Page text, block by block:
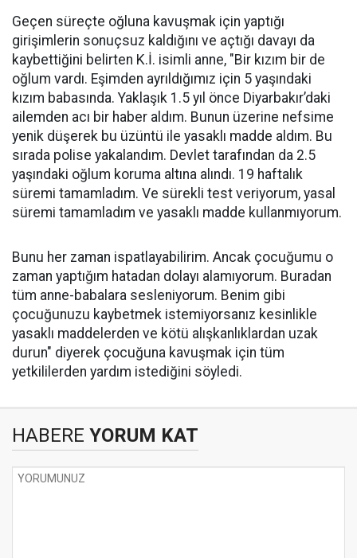
Geçen süreçte oğluna kavuşmak için yaptığı
girişimlerin sonuçsuz kaldığını ve açtığı davayı da
kaybettiğini belirten K.İ. isimli anne, "Bir kızım bir de
oğlum vardı. Eşimden ayrıldığımız için 5 yaşındaki
kızım babasında. Yaklaşık 1.5 yıl önce Diyarbakır’daki
ailemden acı bir haber aldım. Bunun üzerine nefsime
yenik düşerek bu üzüntü ile yasaklı madde aldım. Bu
sırada polise yakalandım. Devlet tarafından da 2.5
yaşındaki oğlum koruma altına alındı. 19 haftalık
süremi tamamladım. Ve sürekli test veriyorum, yasal
süremi tamamladım ve yasaklı madde kullanmıyorum.
Bunu her zaman ispatlayabilirim. Ancak çocuğumu o
zaman yaptığım hatadan dolayı alamıyorum. Buradan
tüm anne-babalara sesleniyorum. Benim gibi
çocuğunuzu kaybetmek istemiyorsanız kesinlikle
yasaklı maddelerden ve kötü alışkanlıklardan uzak
durun" diyerek çocuğuna kavuşmak için tüm
yetkililerden yardım istediğini söyledi.
HABERE YORUM KAT